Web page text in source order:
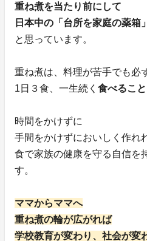
重ね煮を当たり前にして
日本中の「台所を家庭の薬箱
と思っています。
重ね煮は、料理が苦手でも必
1日３食、一生続く 食べること
時間をかけずに
手間をかけずにおいしく作れ
食で家族の健康を守る自信を
す。
ママからママへ
重ね煮の輪が広がれば
学校教育が変わり、社会が変